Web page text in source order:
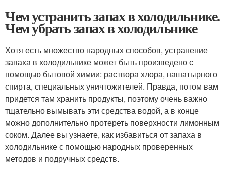
Чем устранить запах в холодильнике.
Чем убрать запах в холодильнике
Хотя есть множество народных способов, устранение
запаха в холодильнике может быть произведено с
помощью бытовой химии: раствора хлора, нашатырного
спирта, специальных уничтожителей. Правда, потом вам
придется там хранить продукты, поэтому очень важно
тщательно вымывать эти средства водой, а в конце
можно дополнительно протереть поверхности лимонным
соком. Далее вы узнаете, как избавиться от запаха в
холодильнике с помощью народных проверенных
методов и подручных средств.